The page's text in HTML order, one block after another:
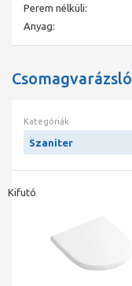
Perem nélküli:
Anyag:
Csomagvarázsló
Kategóriák
Szaniter
Kifutó